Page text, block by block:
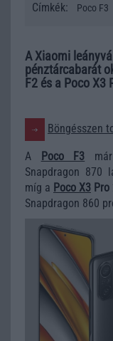
Címkék:
Poco F3
A Xiaomi
pénztárcabarát
F2 és a Poco X3
Böngésszen
A Poco F3
Snapdragon 870
míg a Poco X3 Pro
Snapdragon 860